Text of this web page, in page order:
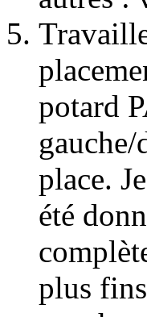
potard
place.
été
plus